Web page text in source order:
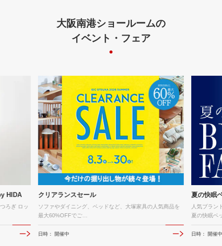
大阪南港ショールームの
イベント・フェア
HIDA
ろぎ ロッ
クリアランスセール
ソファやダイニング、ベッドなど、大塚家具の人気商品を
最大60%OFFでご…
日時： 開催中
夏の快眠
人気ブラン
夏の快眠ベ
日時： 開催中